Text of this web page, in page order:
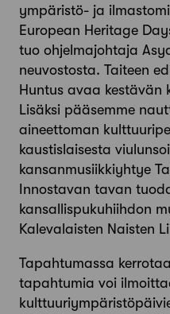
ympäristö- ja
European Heritage
tuo ohjelmajohtaja
neuvostosta. Taiteen
Huntus avaa kestävän
Lisäksi pääsemme
aineettoman
kaustislaisesta
kansanmusiikkiyhtye
Innostavan tavan
kansallispukuhiihdon
Kalevalaisten Naisten
Tapahtumassa
tapahtumia voi